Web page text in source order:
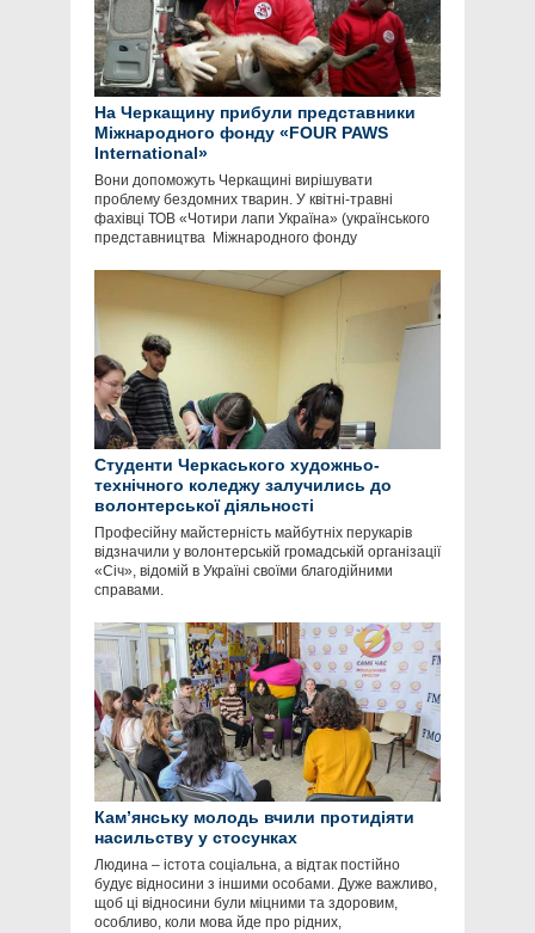
На Черкащину прибули представники
Міжнародного фонду «FOUR PAWS
International»
Вони допоможуть Черкащині вирішувати
проблему бездомних тварин. У квітні-травні
фахівці ТОВ «Чотири лапи Україна» (українського
представництва Міжнародного фонду
Студенти Черкаського художньо-
технічного коледжу залучились до
волонтерської діяльності
Професійну майстерність майбутніх перукарів
відзначили у волонтерській громадській організації
«Січ», відомій в Україні своїми благодійними
справами.
Кам’янську молодь вчили протидіяти
насильству у стосунках
Людина – істота соціальна, а відтак постійно
будує відносини з іншими особами. Дуже важливо,
щоб ці відносини були міцними та здоровим,
особливо, коли мова йде про рідних,